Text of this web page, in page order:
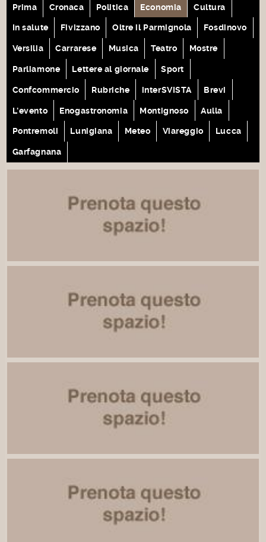
Prima Cronaca Politica Economia Cultura
In salute Fivizzano Oltre il Parmignola Fosdinovo
Versilia Carrarese Musica Teatro Mostre
Parliamone Lettere al giornale Sport
Confcommercio Rubriche interSVISTA Brevi
L'evento Enogastronomia Montignoso Aulla
Pontremoli Lunigiana Meteo Viareggio Lucca
Garfagnana